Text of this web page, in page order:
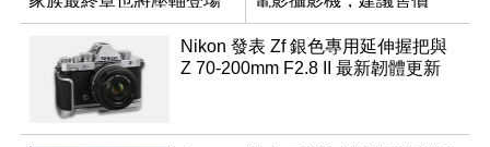
NT$144,980
Nikon 發表 Zf 銀色專用延伸握把與
Z 70-200mm F2.8 II 最新韌體更新